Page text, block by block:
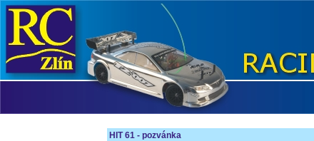
HIT 61 - pozvánka